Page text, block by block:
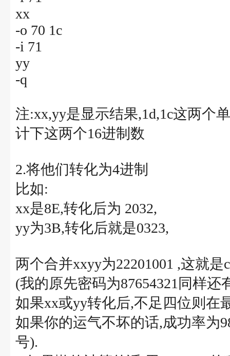
xx
-o 70 1c
-i 71
yy
-q
注:xx,yy是显示结果,1d,1c这两个
计下这两个16进制数
2.将他们转化为4进制
比如:
xx是8E,转化后为 2032,
yy为3B,转化后就是0323,
两个合并xxyy为22201001 ,这就是
(我的原先密码为87654321同样还
如果xx或yy转化后,不足四位则在
如果你的运气不坏的话,成功率为
号).